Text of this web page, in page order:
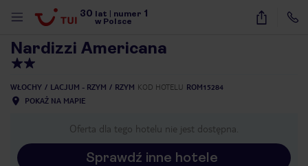
30 lat numer 1
w Polsce
16
Nardizzi Americana
WŁOCHY LACJUM - RZYM RZYM KOD HOTELU ROM15284
POKAŻ NA MAPIE
Oferta dla tego hotelu nie jest dostępna.
Sprawdź inne hotele